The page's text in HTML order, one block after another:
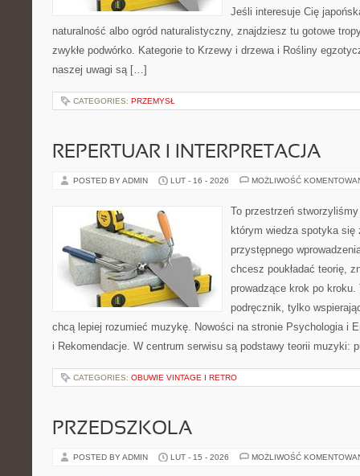
Jeśli interesuje Cię
naturalność albo ogród naturalistyczny, znajdziesz tu gotowe
zwykłe podwórko. Kategorie to Krzewy i drzewa i Rośliny
naszej uwagi są […]
CATEGORIES: PRZEMYSŁ
REPERTUAR I INTERPRETACJA
POSTED BY ADMIN LUT - 16 - 2026 MOŻLIWOŚĆ
To przestrzeń
którym wiedza spotyka
przystępnego
chcesz poukładać teorię,
prowadzące krok po
podręcznik, tylko
chcą lepiej rozumieć muzykę. Nowości na stronie Psychologia i
i Rekomendacje. W centrum serwisu są podstawy teorii muzyki:
CATEGORIES: OBUWIE VINTAGE I RETRO
PRZEDSZKOLA
POSTED BY ADMIN LUT - 15 - 2026 MOŻLIWOŚĆ